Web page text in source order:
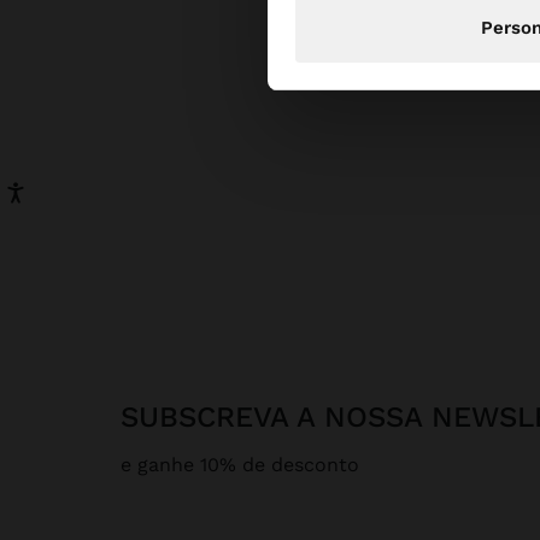
SUBSCREVA A NOSSA
e ganhe 10% de desconto